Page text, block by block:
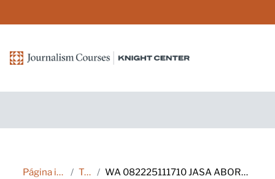
Página inicial Tags WA 082225111710 JASA ABORSI BENGKULU